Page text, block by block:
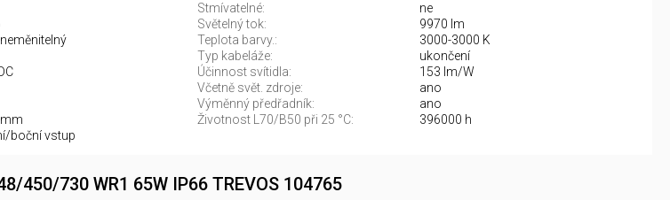
Stmívatelné:
ne
Světelný tok:
9970 lm
neměnitelný Teplota barvy.:
3000-3000 K
Typ kabeláže:
ukončení
Účinnost svítidla:
153 lm/W
Včetně svět. zdroje:
ano
Výměnný předřadník:
ano
Životnost L70/B50 při 25 °C:
396000 h
boční vstup
450/730 WR1 65W IP66 TREVOS 104765